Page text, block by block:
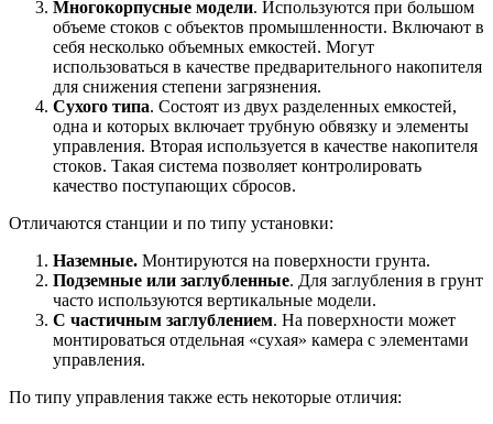
Многокорпусные модели. Используются при большом
объеме стоков с объектов промышленности. Включают в
себя несколько объемных емкостей. Могут
использоваться в качестве предварительного накопителя
для снижения степени загрязнения.
Сухого типа. Состоят из двух разделенных емкостей,
одна и которых включает трубную обвязку и элементы
управления. Вторая используется в качестве накопителя
стоков. Такая система позволяет контролировать
качество поступающих сбросов.
Отличаются станции и по типу установки:
Наземные. Монтируются на поверхности грунта.
Подземные или заглубленные. Для заглубления в грунт
часто используются вертикальные модели.
С частичным заглублением. На поверхности может
монтироваться отдельная «сухая» камера с элементами
управления.
По типу управления также есть некоторые отличия: